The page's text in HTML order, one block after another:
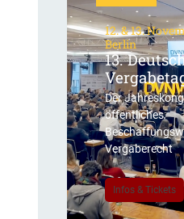
12. & 13.
Berlin
13.
Der
öffentliches
Vergaberecht
Infos & Tickets